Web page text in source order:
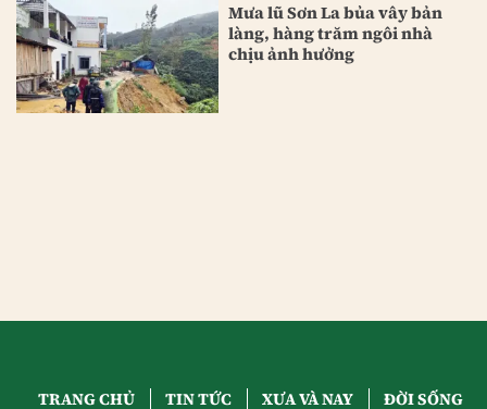
Mưa lũ Sơn La bủa vây bản
làng, hàng trăm ngôi nhà
chịu ảnh hưởng
TRANG CHỦ TIN TỨC XƯA VÀ NAY ĐỜI SỐNG